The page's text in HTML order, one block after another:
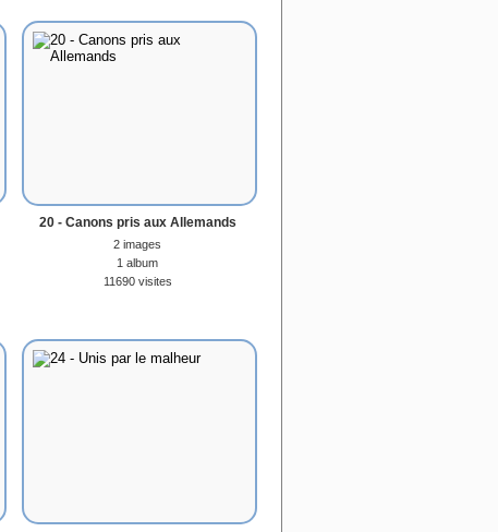
20 - Canons pris aux Allemands
2 images
1 album
11690 visites